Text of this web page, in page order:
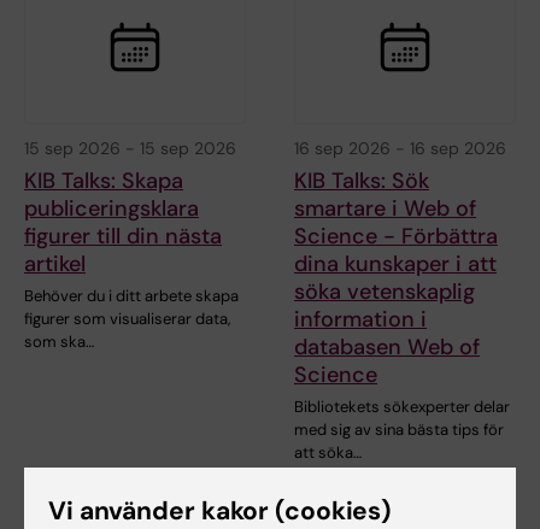
15 sep 2026 - 15 sep 2026
KIB Talks: Skapa
publiceringsklara
figurer till din nästa
artikel
Behöver du i ditt arbete skapa
figurer som visualiserar data,
som ska…
16 sep 2026 - 16 sep 2026
KIB Talks: Sök
smartare i Web of
Science - Förbättra
dina kunskaper i att
söka vetenskaplig
information i
databasen Web of
Science
Bibliotekets sökexperter delar
med sig av sina bästa tips för
att söka…
Vi använder kakor (cookies)